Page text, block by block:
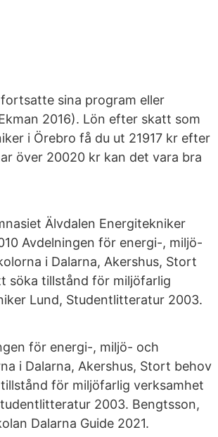
sina program eller
2016). Lön efter skatt som
i Örebro få du ut 21917 kr efter
över 20020 kr kan det vara bra
Älvdalen Energitekniker
Avdelningen för energi-, miljö-
i Dalarna, Akershus, Stort
söka tillstånd för miljöfarlig
Lund, Studentlitteratur 2003.
för energi-, miljö- och
i Dalarna, Akershus, Stort behov
för miljöfarlig verksamhet
2003. Bengtsson,
Dalarna Guide 2021.